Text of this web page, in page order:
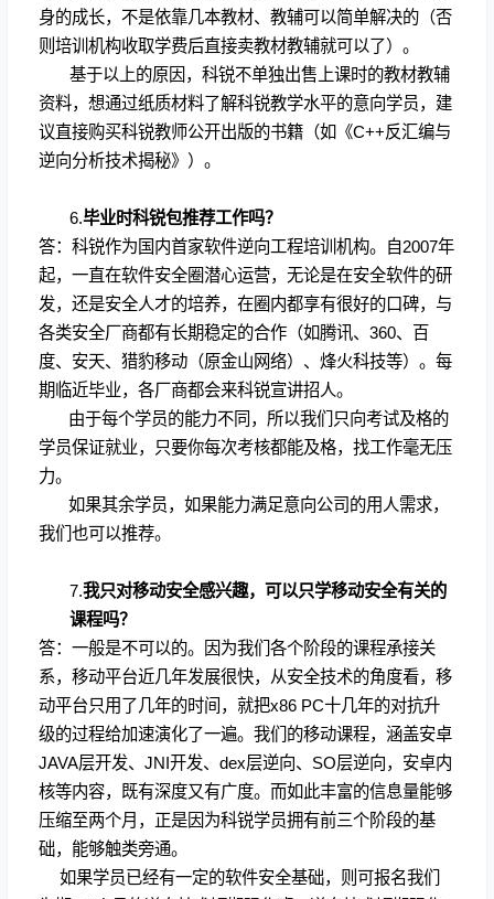
身的成长，不是依靠几本教材、教辅可以简单解决的（否
则培训机构收取学费后直接卖教材教辅就可以了）。
基于以上的原因，科锐不单独出售上课时的教材教辅
资料，想通过纸质材料了解科锐教学水平的意向学员，建
议直接购买科锐教师公开出版的书籍（如《C++反汇编与
逆向分析技术揭秘》）。
6.毕业时科锐包推荐工作吗？
答：科锐作为国内首家软件逆向工程培训机构。自2007年
起，一直在软件安全圈潜心运营，无论是在安全软件的研
发，还是安全人才的培养，在圈内都享有很好的口碑，与
各类安全厂商都有长期稳定的合作（如腾讯、 360、百
度、安天、猎豹移动（原金山网络）、烽火科技等）。每
期临近毕业，各厂商都会来科锐宣讲招人。
由于每个学员的能力不同，所以我们只向考试及格的
学员保证就业，只要你每次考核都能及格，找工作毫无压
力。
如果其余学员，如果能力满足意向公司的用人需求，
我们也可以推荐。
7.我只对移动安全感兴趣，可以只学移动安全有关的
课程吗？
答：一般是不可以的。因为我们各个阶段的课程承接关
系，移动平台近几年发展很快，从安全技术的角度看，移
动平台只用了几年的时间，就把x86 PC十几年的对抗升
级的过程给加速演化了一遍。我们的移动课程，涵盖安卓
JAVA层开发、 JNI开发、 dex层逆向、 SO层逆向，安卓内
核等内容，既有深度又有广度。而如此丰富的信息量能够
压缩至两个月，正是因为科锐学员拥有前三个阶段的基
础，能够触类旁通。
如果学员已经有一定的软件安全基础，则可报名我们